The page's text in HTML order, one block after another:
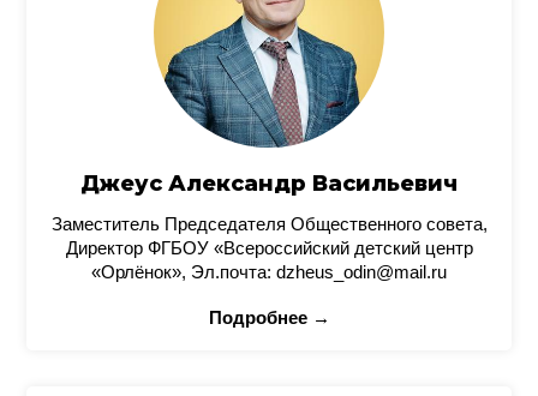
Джеус Александр Васильевич
Заместитель Председателя Общественного совета,
Директор ФГБОУ «Всероссийский детский центр
«Орлёнок», Эл.почта: dzheus_odin@mail.ru
Подробнее →